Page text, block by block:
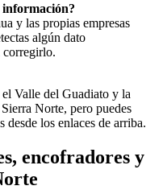
información?
y las propias empresas
algún dato
corregirlo.
Valle del Guadiato y la
Norte, pero puedes
desde los enlaces de arriba.
encofradores y